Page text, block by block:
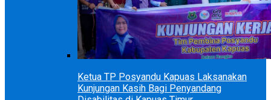
Ketua TP Posyandu Kapuas Laksanakan
Kunjungan Kasih Bagi Penyandang